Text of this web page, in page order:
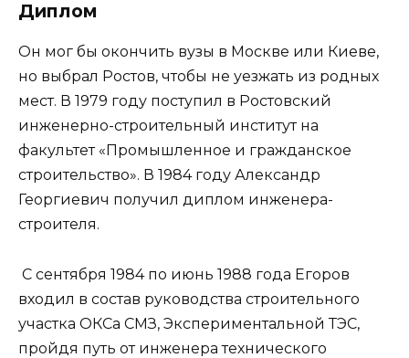
Диплом
Он мог бы окончить вузы в Москве или Киеве,
но выбрал Ростов, чтобы не уезжать из родных
мест. В 1979 году поступил в Ростовский
инженерно-строительный институт на
факультет «Промышленное и гражданское
строительство». В 1984 году Александр
Георгиевич получил диплом инженера-
строителя.
С сентября 1984 по июнь 1988 года Егоров
входил в состав руководства строительного
участка ОКСа СМЗ, Экспериментальной ТЭС,
пройдя путь от инженера технического